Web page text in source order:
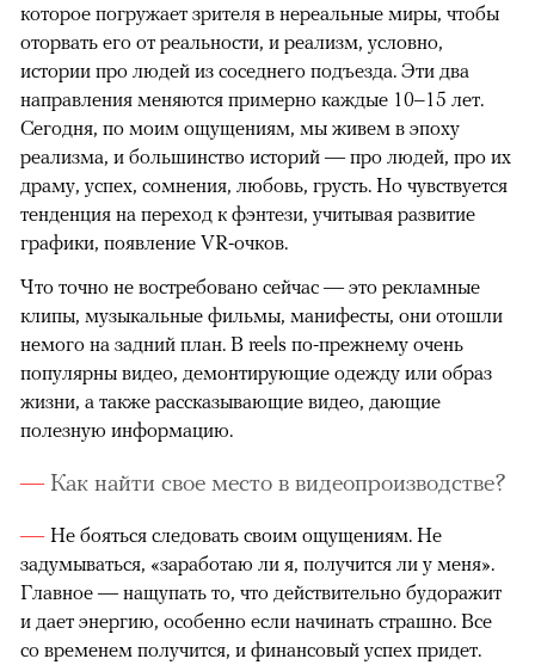
которое погружает зрителя в нереальные миры, чтобы
оторвать его от реальности, и реализм, условно,
истории про людей из соседнего подъезда. Эти два
направления меняются примерно каждые 10–15 лет.
Сегодня, по моим ощущениям, мы живем в эпоху
реализма, и большинство историй — про людей, про их
драму, успех, сомнения, любовь, грусть. Но чувствуется
тенденция на переход к фэнтези, учитывая развитие
графики, появление VR-очков.
Что точно не востребовано сейчас — это рекламные
клипы, музыкальные фильмы, манифесты, они отошли
немого на задний план. В reels по-прежнему очень
популярны видео, демонтирующие одежду или образ
жизни, а также рассказывающие видео, дающие
полезную информацию.
Как найти свое место в видеопроизводстве?
Не бояться следовать своим ощущениям. Не
задумываться, «заработаю ли я, получится ли у меня».
Главное — нащупать то, что действительно будоражит
и дает энергию, особенно если начинать страшно. Все
со временем получится, и финансовый успех придет.